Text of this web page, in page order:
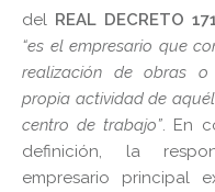
del REAL DECRETO
“es el empresario que
realización de obras o
propia actividad de
centro de trabajo” . En
definición, la
empresario principal